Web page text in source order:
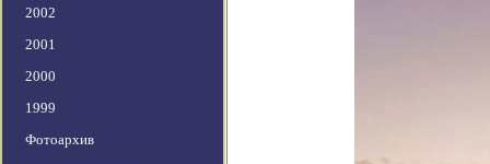
2002
2001
2000
1999
Фотоархив